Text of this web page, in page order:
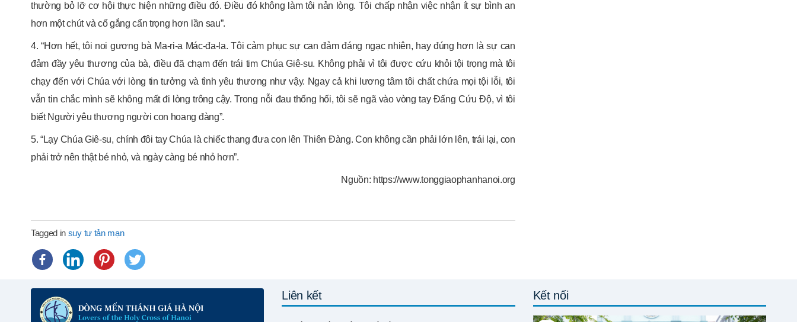
thường bỏ lỡ cơ hội thực hiện những điều đó. Điều đó không làm tôi nản lòng. Tôi chấp nhận việc nhận ít sự bình an
hơn một chút và cố gắng cẩn trọng hơn lần sau”.
4. “Hơn hết, tôi noi gương bà Ma-ri-a Mác-đa-la. Tôi cảm phục sự can đảm đáng ngạc nhiên, hay đúng hơn là sự can
đảm đầy yêu thương của bà, điều đã chạm đến trái tim Chúa Giê-su. Không phải vì tôi được cứu khỏi tội trọng mà tôi
chạy đến với Chúa với lòng tin tưởng và tình yêu thương như vậy. Ngay cả khi lương tâm tôi chất chứa mọi tội lỗi, tôi
vẫn tin chắc mình sẽ không mất đi lòng trông cậy. Trong nỗi đau thống hối, tôi sẽ ngã vào vòng tay Đấng Cứu Độ, vì tôi
biết Người yêu thương người con hoang đàng”.
5. “Lạy Chúa Giê-su, chính đôi tay Chúa là chiếc thang đưa con lên Thiên Đàng. Con không cần phải lớn lên, trái lại, con
phải trở nên thật bé nhỏ, và ngày càng bé nhỏ hơn”.
Nguồn: https://www.tonggiaophanhanoi.org
Tagged in suy tư tản mạn
Liên kết Kết nối